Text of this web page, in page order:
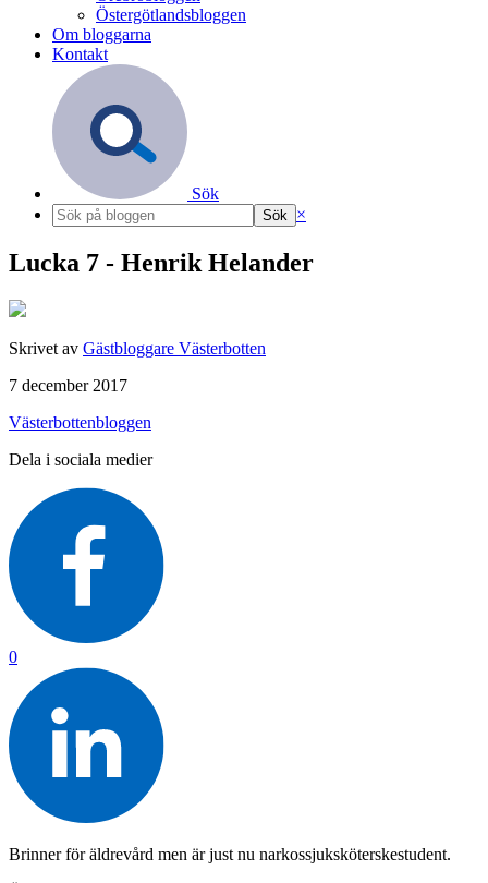
Östergötlandsbloggen
Om bloggarna
Kontakt
Sök
×
Lucka 7 - Henrik Helander
Skrivet av Gästbloggare Västerbotten
7 december 2017
Västerbottenbloggen
Dela i sociala medier
0
Brinner för äldrevård men är just nu narkossjuksköterskestudent.